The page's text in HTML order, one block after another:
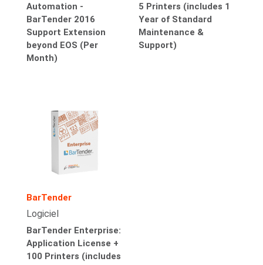
Automation -
BarTender 2016
Support Extension
beyond EOS (Per
Month)
5 Printers (includes 1
Year of Standard
Maintenance &
Support)
BarTender
Logiciel
BarTender Enterprise:
Application License +
100 Printers (includes